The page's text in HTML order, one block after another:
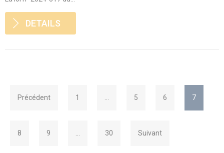
DETAILS
Précédent 1 5 6 7
8 9 30 Suivant